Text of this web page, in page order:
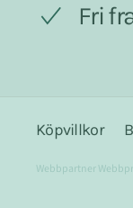
Fri
Köpvillkor
Webbpartner